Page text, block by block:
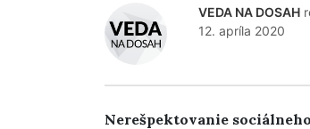
VEDA NA DOSAH
12. apríla 2020
Nerešpektovanie